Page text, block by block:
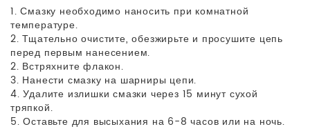
1. Смазку необходимо наносить при комнатной
температуре.
2. Тщательно очистите, обезжирьте и просушите цепь
перед первым нанесением.
2. Встряхните флакон.
3. Нанести смазку на шарниры цепи.
4. Удалите излишки смазки через 15 минут сухой
тряпкой.
5. Оставьте для высыхания на 6-8 часов или на ночь.